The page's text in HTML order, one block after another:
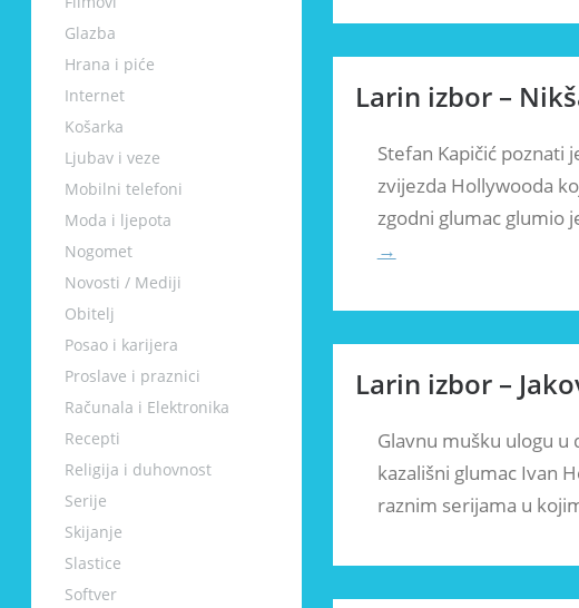
Glazba
Hrana i piće
Internet
Košarka
Ljubav i veze
Mobilni telefoni
Moda i ljepota
Nogomet
Novosti / Mediji
Obitelj
Posao i karijera
Proslave i praznici
Računala i Elektronika
Recepti
Religija i duhovnost
Serije
Skijanje
Slastice
Softver
Larin izbor –
Stefan Kapičić poznati
zvijezda Hollywooda
zgodni glumac glumio
→
Larin izbor –
Glavnu mušku ulogu
kazališni glumac Ivan
raznim serijama u